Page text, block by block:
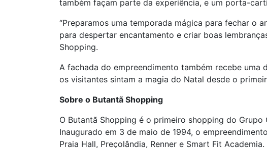
também façam parte da experiência, e um porta-
“Preparamos uma temporada mágica para fechar o
para despertar encantamento e criar boas
Shopping.
A fachada do empreendimento também recebe
os visitantes sintam a magia do Natal desde o
Sobre o Butantã Shopping
O Butantã Shopping é o primeiro shopping do
Inaugurado em 3 de maio de 1994, o
Praia Hall, Preçolândia, Renner e Smart Fit